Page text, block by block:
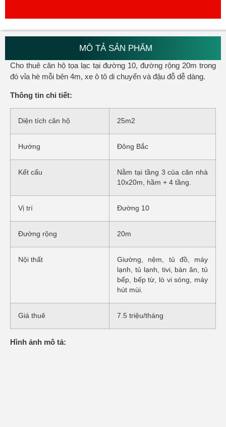
MÔ TẢ SẢN PHẨM
Cho thuê căn hộ tọa lạc tại đường 10, đường rộng 20m trong
đó vỉa hè mỗi bên 4m, xe ô tô di chuyển và đậu đỗ dễ dàng.
Thông tin chi tiết:
Diện tích căn hộ 25m2
Hướng Đông Bắc
Kết cấu
Nằm tại tầng 3 của căn nhà
10x20m, hầm + 4 tầng.
Vị trí Đường 10
Đường rộng 20m
Nội thất
Giường, nệm, tủ đồ, máy
lạnh, tủ lạnh, tivi, bàn ăn, tủ
bếp, bếp từ, lò vi sóng, máy
hút mùi.
Giá thuê 7.5 triệu/tháng
Hình ảnh mô tả: